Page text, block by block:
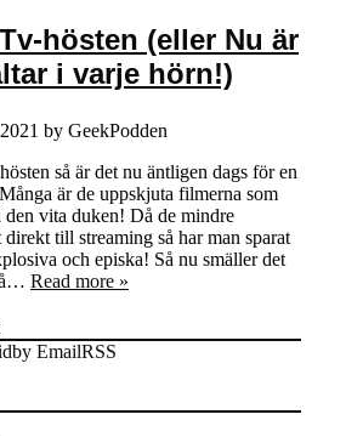
hösten (eller Nu är
i varje hörn!)
by GeekPodden
så är det nu äntligen dags för en
är de uppskjuta filmerna som
den vita duken! Då de mindre
till streaming så har man sparat
och episka! Så nu smäller det
Read more »
by EmailRSS